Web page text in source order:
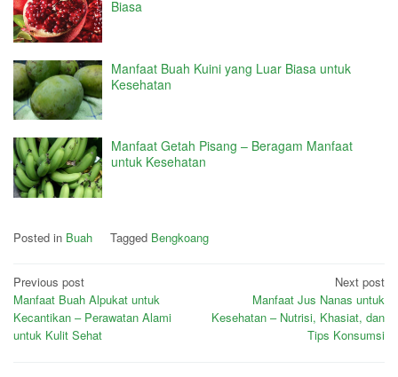
Biasa
Manfaat Buah Kuini yang Luar Biasa untuk
Kesehatan
Manfaat Getah Pisang – Beragam Manfaat
untuk Kesehatan
Posted in Buah Tagged Bengkoang
Post
navigation
Previous post
Manfaat Buah Alpukat untuk
Kecantikan – Perawatan Alami
untuk Kulit Sehat
Next post
Manfaat Jus Nanas untuk
Kesehatan – Nutrisi, Khasiat, dan
Tips Konsumsi